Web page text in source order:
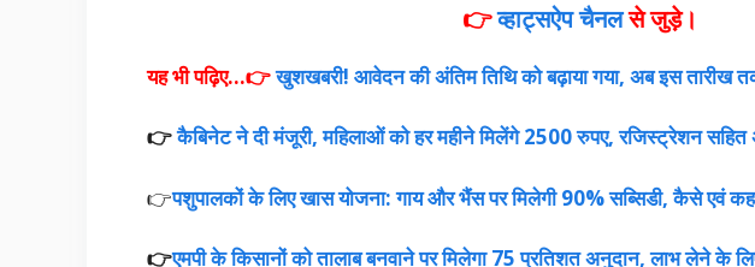
👉व्हाट्सऐप चैनलसेजुड़े।
यह भी पढ़िए…👉खुशखबरी! आवेदन की अंतिम तिथि को बढ़ाया गया, अब इस
👉कैबिनेट ने दी मंजूरी, महिलाओं को हर महीने मिलेंगे 2500 रुपए, रजिस्ट्रेशन
👉पशुपालकों के लिए खास योजना: गाय और भैंस पर मिलेगी 90% सब्सिडी, कैसे एवं
👉एमपी के किसानों को तालाब बनवाने पर मिलेगा 75 प्रतिशत अनुदान, लाभ लेने के